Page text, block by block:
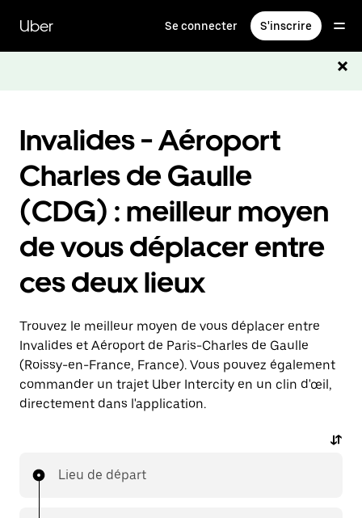
contenu
principal
Uber Se connecter S'inscrire
Invalides - Aéroport
Charles de Gaulle
(CDG) : meilleur moyen
de vous déplacer entre
ces deux lieux
Trouvez le meilleur moyen de vous déplacer entre
Invalides et Aéroport de Paris-Charles de Gaulle
(Roissy-en-France, France). Vous pouvez également
commander un trajet Uber Intercity en un clin d'œil,
directement dans l'application.
Lieu de départ